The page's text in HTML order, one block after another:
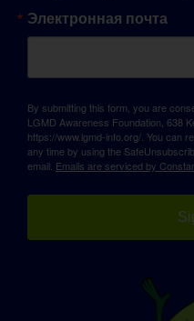
Электронная почта
By submitting this form, you are
LGMD Awareness Foundation, 638
https://www.lgmd-info.org/. You can
any time by using the
email. Emails are serviced by